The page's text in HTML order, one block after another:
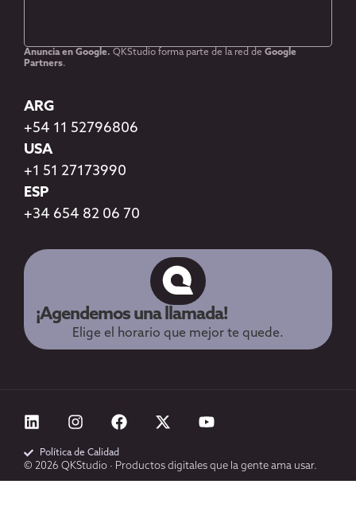
Anuncia en Google. QKStudio forma parte de la red de Google
Partners.
ARG
+54 11 52796806
USA
+1 51 27173990
ESP
+34 654 82 06 70
¡Agendemos una llamada!
Elige el horario que mejor te quede.
© 2026 QKStudio · Productos digitales que la gente ama usar.
Política de Calidad